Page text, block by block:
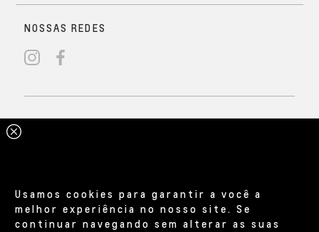
Usamos cookies para garantir a você a
melhor experiência no nosso site. Se
continuar navegando sem alterar as suas